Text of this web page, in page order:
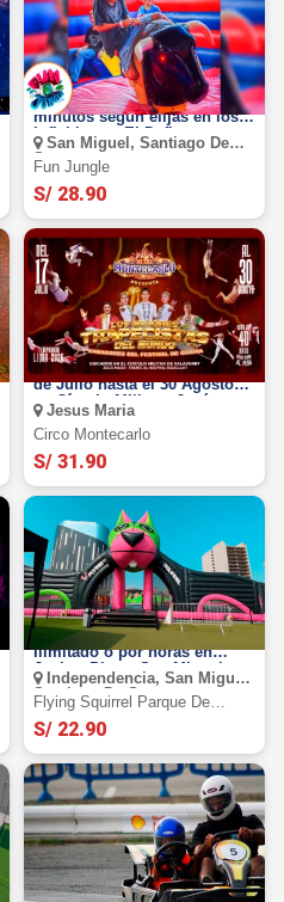
Fun Jungle: Full Day o 60
minutos según elijas en los
Inflables en El Defby y
Parque de la Amistad
San Miguel, Santiago De
Surco
Fun Jungle
S/ 28.90
Circo Montecarlo 2026: Del 17
de Julio hasta el 30 Agosto
en Círculo Militar - Jesús
María
Jesus Maria
Circo Montecarlo
S/ 31.90
Flying Squirrel: Full Day
Ilimitado o por horas en
Jockey Plaza, San Miguel e
Independencia.
Independencia, San Miguel,
Santiago De Surco
Flying Squirrel Parque De
Inflables
S/ 22.90